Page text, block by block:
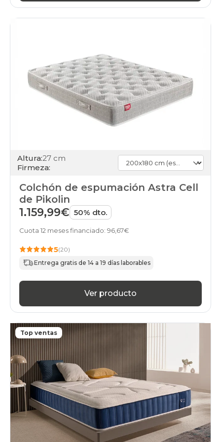
Altura:27 cm
Firmeza:
Colchón de espumación Astra Cell
de Pikolin
1.159,99€ 50% dto.
Cuota 12 meses financiado: 96,67€
5(20)
Entrega gratis de 14 a 19 días laborables
Ver producto
Top ventas